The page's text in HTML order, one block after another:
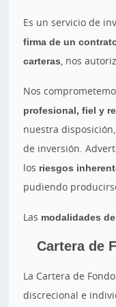
Es un servicio de
firma de un
carteras, nos
Nos
profesional, fiel y
nuestra
de inversión.
los riesgos
pudiendo
Las modalidades
Cartera de
La Cartera de
discrecional e